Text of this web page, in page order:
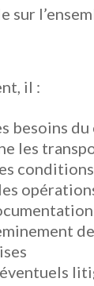
sur
il :
besoins
les